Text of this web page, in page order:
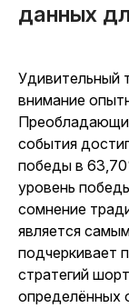
данных
Удивительный
внимание
события
победы в
уровень
сомнение
является
подчеркивает
стратегий
определённых